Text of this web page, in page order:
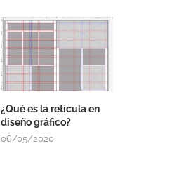
¿Qué es la retícula en
diseño gráfico?
06/05/2020